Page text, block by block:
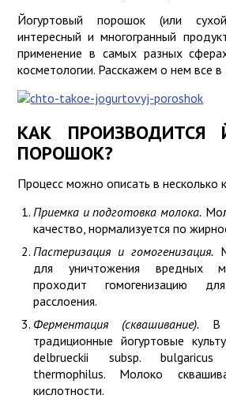
СЫРА
Йогуртовый порошок (или
интересный и многогранный
применение в самых разных
косметологии. Расскажем о нем все в
КАК ПРОИЗВОДИТСЯ
ПОРОШОК?
Процесс можно описать в несколько
Приемка и подготовка молока.
качество, нормализуется по
Пастеризация и гомогенизация.
для уничтожения вредных
проходит гомогенизацию
расслоения.
Ферментация (сквашивание). В
традиционные йогуртовые
delbrueckii subsp.
thermophilus. Молоко
кислотности.